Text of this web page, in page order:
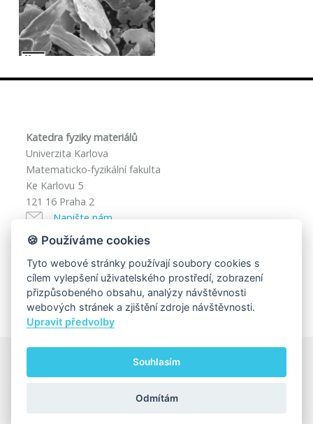
Katedra fyziky materiálů
Univerzita Karlova
Matematicko-fyzikální fakulta
Ke Karlovu 5
121 16 Praha 2
Napište nám
Facebook
IČ: 00216208
DIČ: CZ00216208
© 2025Univerzita Karlova, Matematicko-fyzikální fakulta
Za obsah této stránky zodpovídá:
🍪 Používáme cookies
Tyto webové stránky používají soubory cookies s
cílem vylepšení uživatelského prostředí, zobrazení
přizpůsobeného obsahu, analýzy návštěvnosti
webových stránek a zjištění zdroje návštěvnosti.
Upravit předvolby
Souhlasím
Odmítám